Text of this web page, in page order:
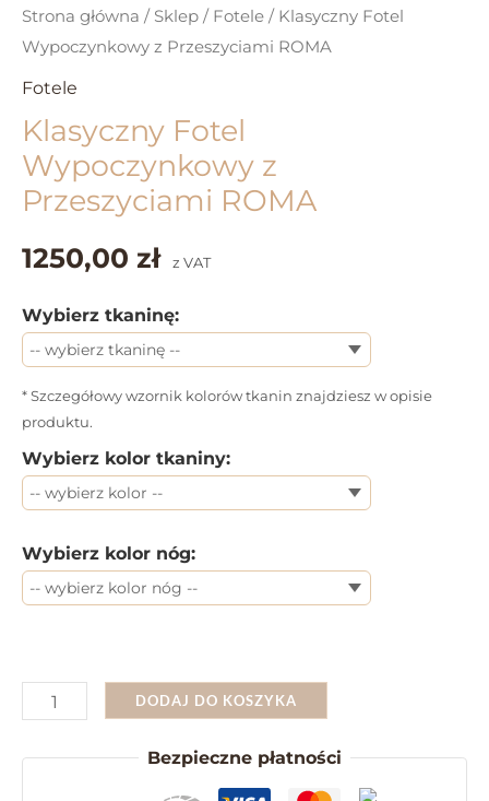
Strona główna / Sklep / Fotele / Klasyczny Fotel
Wypoczynkowy z Przeszyciami ROMA
Fotele
Klasyczny Fotel
Wypoczynkowy z
Przeszyciami ROMA
1250,00 zł z VAT
Wybierz tkaninę:
* Szczegółowy wzornik kolorów tkanin znajdziesz w opisie
produktu.
Wybierz kolor tkaniny:
Wybierz kolor nóg:
ilość
Fotel
DODAJ DO KOSZYKA
Bezpieczne płatności